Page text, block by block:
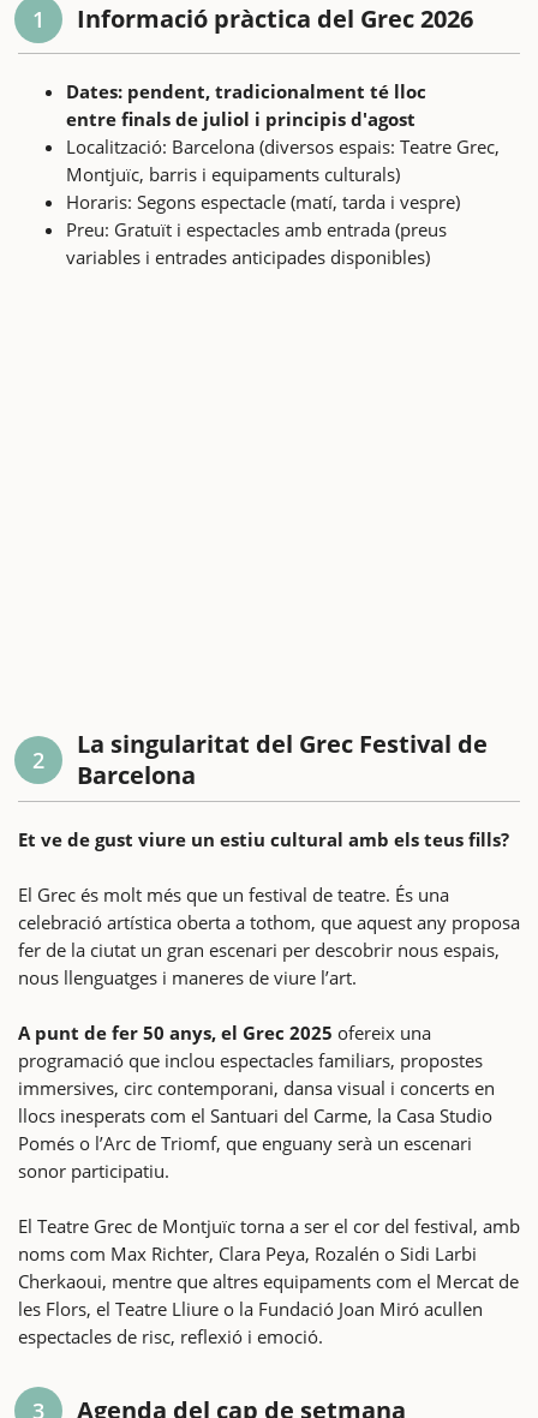
1 Informació pràctica del Grec 2026
Dates: pendent, tradicionalment té lloc
entre finals de juliol i principis d'agost
Localització: Barcelona (diversos espais: Teatre Grec,
Montjuïc, barris i equipaments culturals)
Horaris: Segons espectacle (matí, tarda i vespre)
Preu: Gratuït i espectacles amb entrada (preus
variables i entrades anticipades disponibles)
2
La singularitat del Grec Festival de
Barcelona
Et ve de gust viure un estiu cultural amb els teus fills?
El Grec és molt més que un festival de teatre. És una
celebració artística oberta a tothom, que aquest any proposa
fer de la ciutat un gran escenari per descobrir nous espais,
nous llenguatges i maneres de viure l’art.
A punt de fer 50 anys, el Grec 2025 ofereix una
programació que inclou espectacles familiars, propostes
immersives, circ contemporani, dansa visual i concerts en
llocs inesperats com el Santuari del Carme, la Casa Studio
Pomés o l’Arc de Triomf, que enguany serà un escenari
sonor participatiu.
El Teatre Grec de Montjuïc torna a ser el cor del festival, amb
noms com Max Richter, Clara Peya, Rozalén o Sidi Larbi
Cherkaoui, mentre que altres equipaments com el Mercat de
les Flors, el Teatre Lliure o la Fundació Joan Miró acullen
espectacles de risc, reflexió i emoció.
3 Agenda del cap de setmana